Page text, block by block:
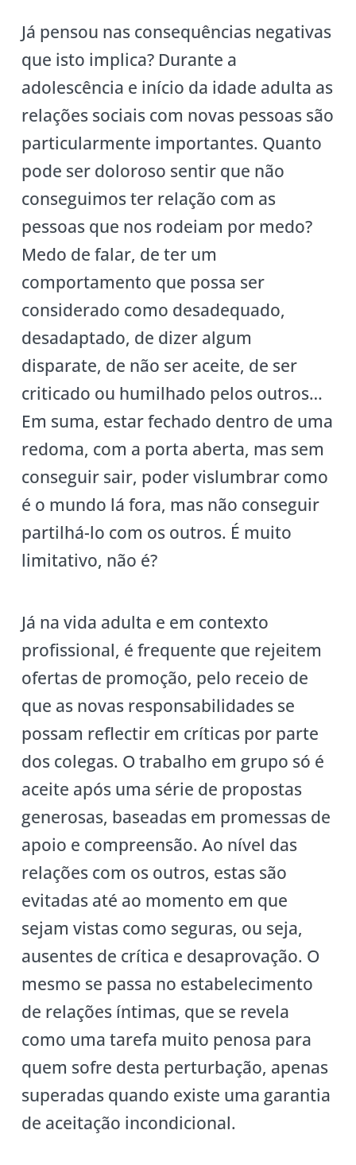
Já pensou nas consequências negativas
que isto implica? Durante a
adolescência e início da idade adulta as
relações sociais com novas pessoas são
particularmente importantes. Quanto
pode ser doloroso sentir que não
conseguimos ter relação com as
pessoas que nos rodeiam por medo?
Medo de falar, de ter um
comportamento que possa ser
considerado como desadequado,
desadaptado, de dizer algum
disparate, de não ser aceite, de ser
criticado ou humilhado pelos outros…
Em suma, estar fechado dentro de uma
redoma, com a porta aberta, mas sem
conseguir sair, poder vislumbrar como
é o mundo lá fora, mas não conseguir
partilhá-lo com os outros. É muito
limitativo, não é?
Já na vida adulta e em contexto
profissional, é frequente que rejeitem
ofertas de promoção, pelo receio de
que as novas responsabilidades se
possam reflectir em críticas por parte
dos colegas. O trabalho em grupo só é
aceite após uma série de propostas
generosas, baseadas em promessas de
apoio e compreensão. Ao nível das
relações com os outros, estas são
evitadas até ao momento em que
sejam vistas como seguras, ou seja,
ausentes de crítica e desaprovação. O
mesmo se passa no estabelecimento
de relações íntimas, que se revela
como uma tarefa muito penosa para
quem sofre desta perturbação, apenas
superadas quando existe uma garantia
de aceitação incondicional.